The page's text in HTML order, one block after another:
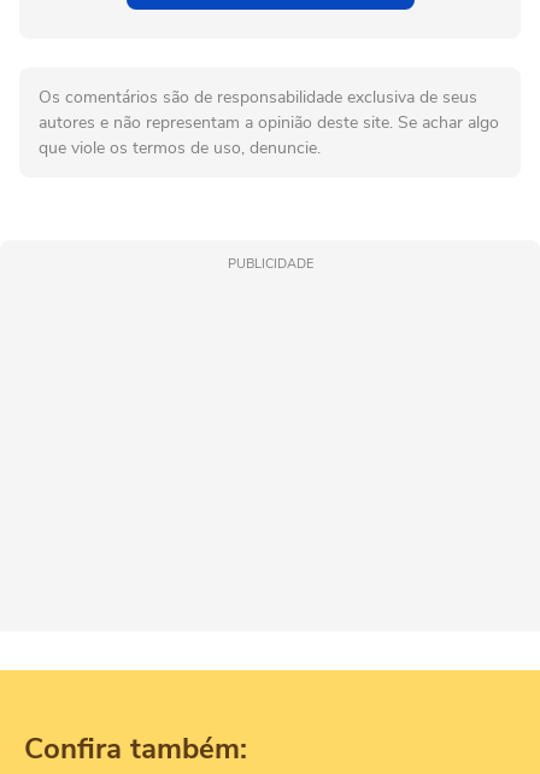
Os comentários são de responsabilidade exclusiva de seus
autores e não representam a opinião deste site. Se achar algo
que viole os termos de uso, denuncie.
PUBLICIDADE
Confira também: